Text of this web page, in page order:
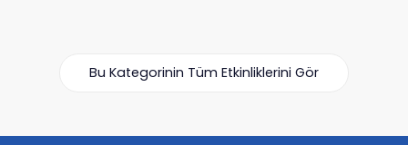
Bu Kategorinin Tüm Etkinliklerini Gör